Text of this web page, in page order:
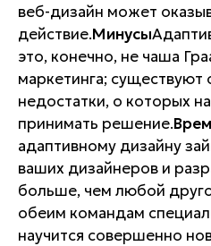
веб-дизайн может
действие.Минусы
это, конечно, не чаша
маркетинга;
недостатки, о которых
принимать решение.
адаптивному дизайну
ваших дизайнеров и
больше, чем любой
обеим командам
научится совершенно